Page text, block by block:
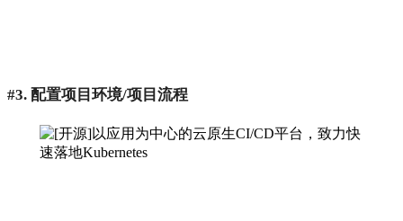
#3. 配置项目环境/项目流程